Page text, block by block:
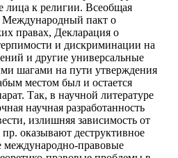
лица к религии. Всеобщая
Международный пакт о
правах, Декларация о
и дискриминации на
и другие универсальные
шагами на пути утверждения
местом был и остается
Так, в научной литературе
научная разработанность
излишняя зависимость от
оказывают деструктивное
международно-правовые